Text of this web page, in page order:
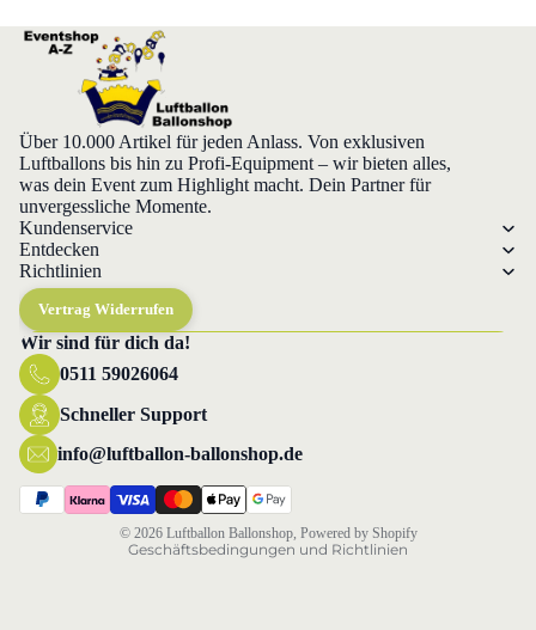
Über 10.000 Artikel für jeden Anlass. Von exklusiven
Luftballons bis hin zu Profi-Equipment – wir bieten alles,
was dein Event zum Highlight macht. Dein Partner für
unvergessliche Momente.
Kundenservice
Entdecken
Richtlinien
Vertrag Widerrufen
Wir sind für dich da!
0511 59026064
Schneller Support
info@luftballon-ballonshop.de
© 2026 Luftballon Ballonshop, Powered by Shopify
Geschäftsbedingungen und Richtlinien
Datenschutzerklärung
Widerrufsrecht
AGB
Versand
Impressum